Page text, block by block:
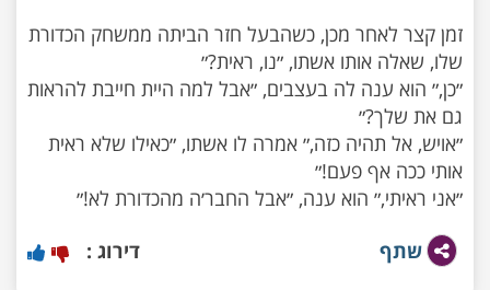
זמן קצר לאחר מכן, כשהבעל חזר הביתה ממשחק הכדורת
״כן,״ הוא ענה לה בעצבים, ״אבל למה היית חייבת להראות
״אויש, אל תהיה כזה,״ אמרה לו אשתו, ״כאילו שלא ראית
״אני ראיתי,״ הוא ענה, ״אבל החבר׳ה מהכדורת לא!״
שתף
דירוג :